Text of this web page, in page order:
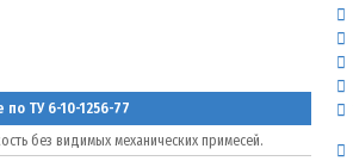
по ТУ 6-10-1256-77
без видимых механических примесей.